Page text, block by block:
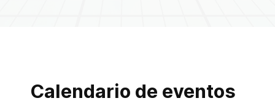
Calendario de eventos